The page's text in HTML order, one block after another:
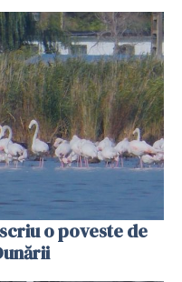
o poveste de